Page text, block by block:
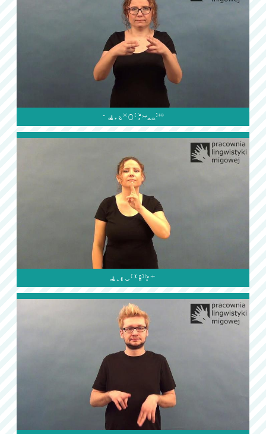

